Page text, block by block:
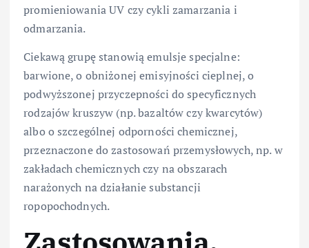
promieniowania UV czy cykli zamarzania i
odmarzania.
Ciekawą grupę stanowią emulsje specjalne:
barwione, o obniżonej emisyjności cieplnej, o
podwyższonej przyczepności do specyficznych
rodzajów kruszyw (np. bazaltów czy kwarcytów)
albo o szczególnej odporności chemicznej,
przeznaczone do zastosowań przemysłowych, np. w
zakładach chemicznych czy na obszarach
narażonych na działanie substancji
ropopochodnych.